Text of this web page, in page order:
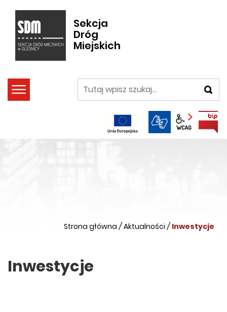
Sekcja
Dróg
Miejskich
szukaj
Panel
Strona główna / Aktualności / Inwestycje
Inwestycje